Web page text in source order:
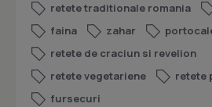
retete traditionale romania
faina
zahar
retete de craciun si revelion
retete vegetariene
retete
fursecuri